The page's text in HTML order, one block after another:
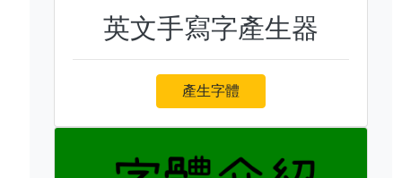
英文手寫字產生器
產生字體